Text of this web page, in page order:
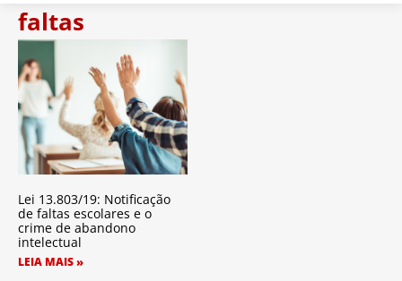
faltas
Lei 13.803/19: Notificação
de faltas escolares e o
crime de abandono
intelectual
LEIA MAIS »